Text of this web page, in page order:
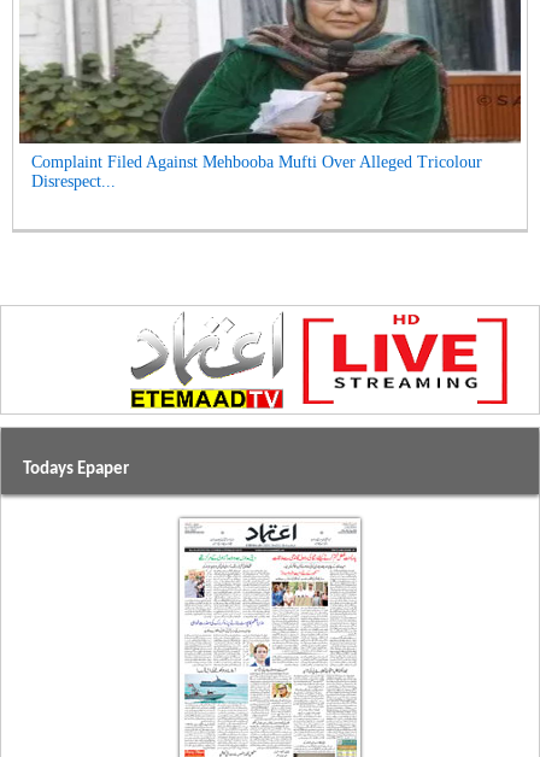
Complaint Filed Against Mehbooba Mufti Over Alleged Tricolour
Disrespect...
Todays Epaper